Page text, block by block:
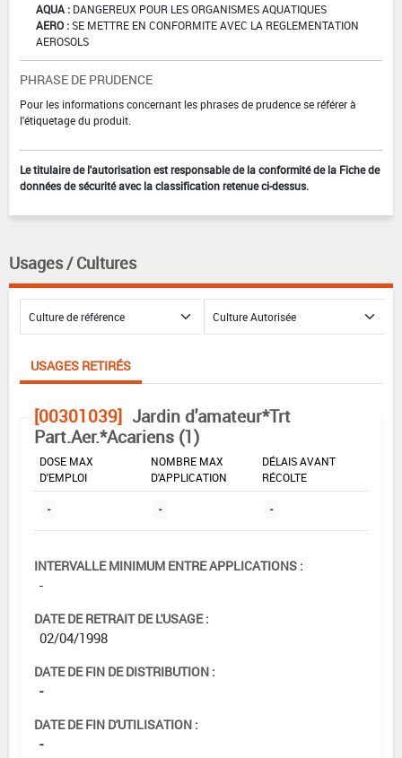
AQUA : DANGEREUX POUR LES ORGANISMES AQUATIQUES
AERO :SE METTRE EN CONFORMITE AVEC LA REGLEMENTATION
AEROSOLS
PHRASE DE PRUDENCE
Pour les informations concernant les phrases de prudence se référer à
l'étiquetage du produit.
Le titulaire de l'autorisation est responsable de la conformité de la Fiche de
données de sécurité avec la classification retenue ci-dessus.
Usages / Cultures
USAGES RETIRÉS
[00301039] Jardin d'amateur*Trt
Part.Aer.*Acariens (1)
DOSE MAX
D'EMPLOI
NOMBRE MAX
D'APPLICATION
DÉLAIS AVANT
RÉCOLTE
- - -
INTERVALLE MINIMUM ENTRE APPLICATIONS :
-
DATE DE RETRAIT DE L'USAGE :
02/04/1998
DATE DE FIN DE DISTRIBUTION :
-
DATE DE FIN D'UTILISATION :
-